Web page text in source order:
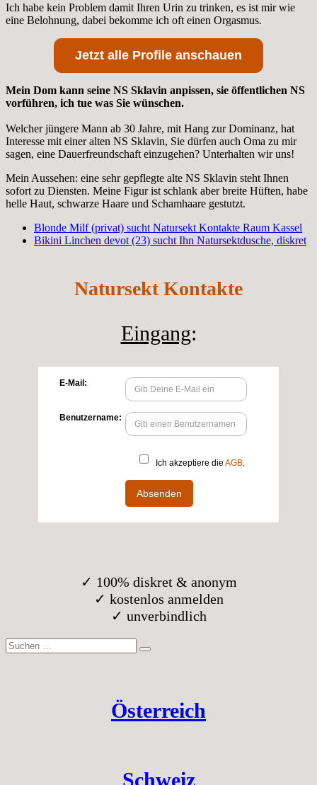
Ich habe kein Problem damit Ihren Urin zu trinken, es ist mir wie
eine Belohnung, dabei bekomme ich oft einen Orgasmus.
Jetzt alle Profile anschauen
Mein Dom kann seine NS Sklavin anpissen, sie öffentlichen NS
vorführen, ich tue was Sie wünschen.
Welcher jüngere Mann ab 30 Jahre, mit Hang zur Dominanz, hat
Interesse mit einer alten NS Sklavin, Sie dürfen auch Oma zu mir
sagen, eine Dauerfreundschaft einzugehen? Unterhalten wir uns!
Mein Aussehen: eine sehr gepflegte alte NS Sklavin steht Ihnen
sofort zu Diensten. Meine Figur ist schlank aber breite Hüften, habe
helle Haut, schwarze Haare und Schamhaare gestutzt.
Blonde Milf (privat) sucht Natursekt Kontakte Raum Kassel
Bikini Linchen devot (23) sucht Ihn Natursektdusche, diskret
Natursekt Kontakte
Eingang:
✓ 100% diskret & anonym
✓ kostenlos anmelden
✓ unverbindlich
Suche
nach:
Österreich
Schweiz